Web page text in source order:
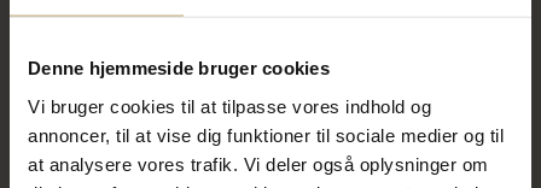
Denne hjemmeside bruger cookies
Vi bruger cookies til at tilpasse vores indhold og
annoncer, til at vise dig funktioner til sociale medier og til
at analysere vores trafik. Vi deler også oplysninger om